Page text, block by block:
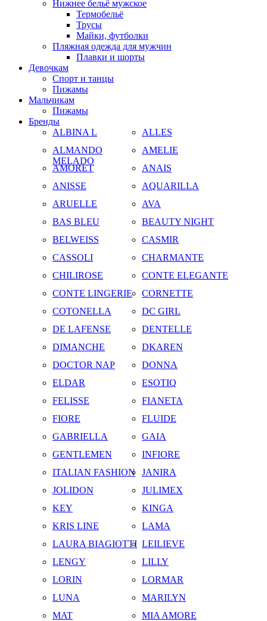
Нижнее бельё мужское
Термобельё
Трусы
Майки, футболки
Пляжная одежда для мужчин
Плавки и шорты
Девочкам
Спорт и танцы
Пижамы
Мальчикам
Пижамы
Бренды
ALBINA L
ALLES
ALMANDO
MELADO
AMELIE
AMORET
ANAIS
ANISSE
AQUARILLA
ARUELLE
AVA
BAS BLEU
BEAUTY NIGHT
BELWEISS
CASMIR
CASSOLI
CHARMANTE
CHILIROSE
CONTE ELEGANTE
CONTE LINGERIE
CORNETTE
COTONELLA
DC GIRL
DE LAFENSE
DENTELLE
DIMANCHE
DKAREN
DOCTOR NAP
DONNA
ELDAR
ESOTIQ
FELISSE
FIANETA
FIORE
FLUIDE
GABRIELLA
GAIA
GENTLEMEN
INFIORE
ITALIAN FASHION
JANIRA
JOLIDON
JULIMEX
KEY
KINGA
KRIS LINE
LAMA
LAURA BIAGIOTTI LEILIEVE
LENGY
LILLY
LORIN
LORMAR
LUNA
MARILYN
MAT
MIA AMORE